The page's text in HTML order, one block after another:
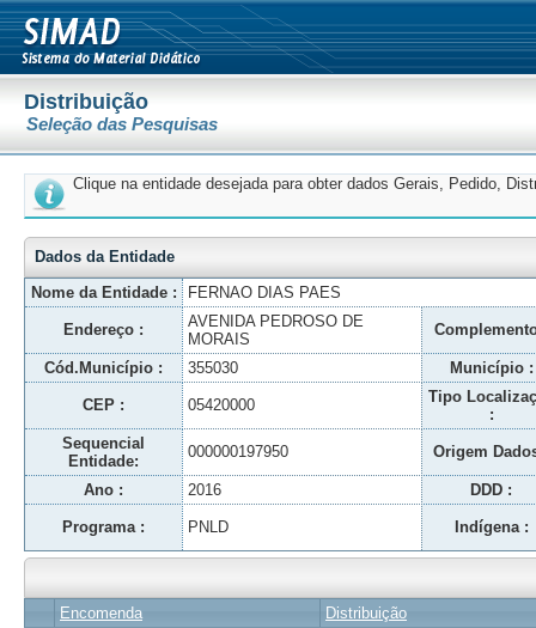
Distribuição
Seleção das Pesquisas
Clique na entidade desejada para obter dados Gerais, Pedido,
Dados da Entidade
Nome da Entidade :
FERNAO DIAS PAES
Endereço :
AVENIDA PEDROSO DE
MORAIS
Cód.Município : 355030 Município :
CEP : 05420000
Tipo
:
Sequencial
Entidade:
000000197950 Origem
Ano : 2016 DDD :
Programa : PNLD Indígena :
Encomenda Distribuição